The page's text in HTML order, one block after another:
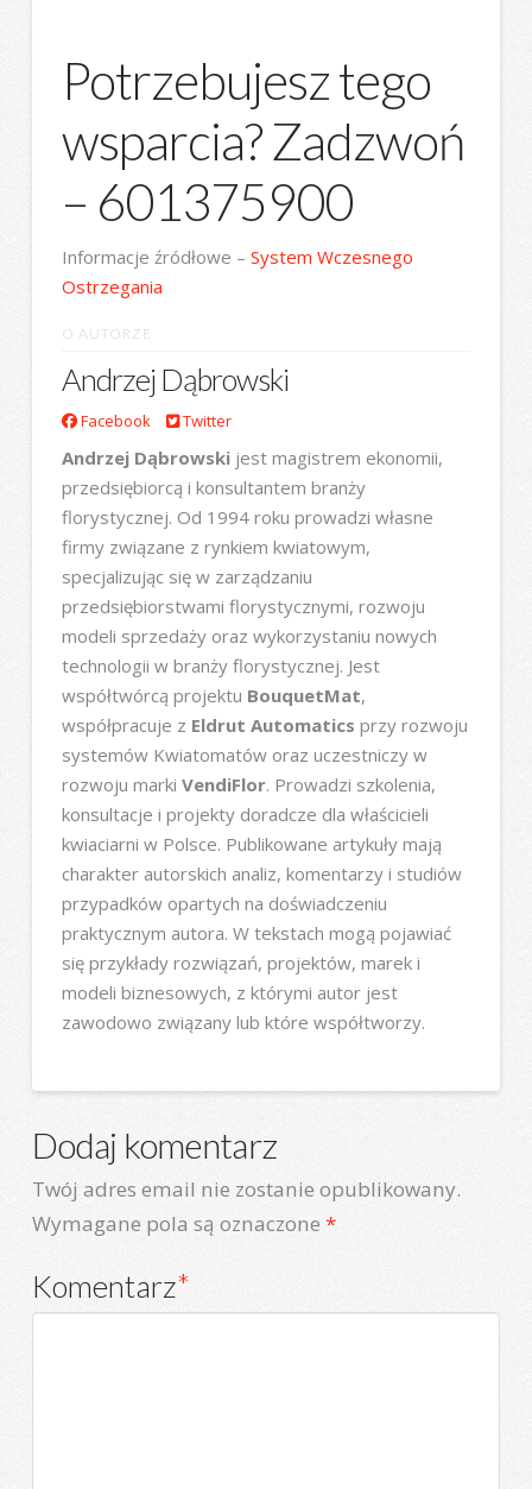
Potrzebujesz tego
wsparcia? Zadzwoń
– 601375900
Informacje źródłowe – System Wczesnego
Ostrzegania
O AUTORZE
Andrzej Dąbrowski
Facebook Twitter
Andrzej Dąbrowskijest magistrem ekonomii,
przedsiębiorcą i konsultantem branży
florystycznej. Od 1994 roku prowadzi własne
firmy związane z rynkiem kwiatowym,
specjalizując się w zarządzaniu
przedsiębiorstwami florystycznymi, rozwoju
modeli sprzedaży oraz wykorzystaniu nowych
technologii w branży florystycznej. Jest
współtwórcą projektu BouquetMat,
współpracuje z Eldrut Automatics przy rozwoju
systemów Kwiatomatów oraz uczestniczy w
rozwoju marki VendiFlor. Prowadzi szkolenia,
konsultacje i projekty doradcze dla właścicieli
kwiaciarni w Polsce. Publikowane artykuły mają
charakter autorskich analiz, komentarzy i studiów
przypadków opartych na doświadczeniu
praktycznym autora. W tekstach mogą pojawiać
się przykłady rozwiązań, projektów, marek i
modeli biznesowych, z którymi autor jest
zawodowo związany lub które współtworzy.
Dodaj komentarz
Twój adres email nie zostanie opublikowany.
Wymagane pola są oznaczone *
Komentarz*